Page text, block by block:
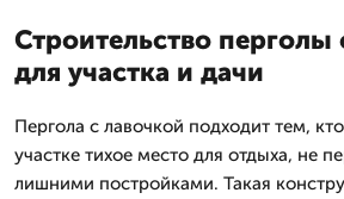
Строительство перголы
для участка и дачи
Пергола с лавочкой подходит тем,
участке тихое место для отдыха, не
лишними постройками. Такая